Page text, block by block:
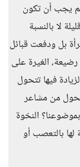
يجب أن تكون
لا بالنسبة
بل ودفعت قبائل
الغيرة على
فيها تتحول
من مشاعر
النخوة
بالتعصب أو